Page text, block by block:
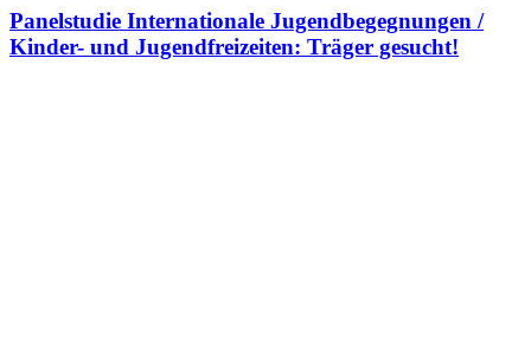
Panelstudie Internationale Jugendbegegnungen /
Kinder- und Jugendfreizeiten: Träger gesucht!